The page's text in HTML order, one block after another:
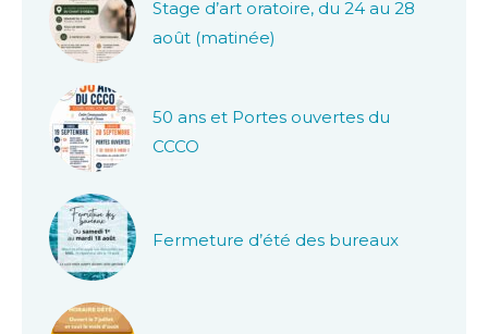
Stage d’art oratoire, du 24 au 28
août (matinée)
50 ans et Portes ouvertes du
CCCO
Fermeture d’été des bureaux